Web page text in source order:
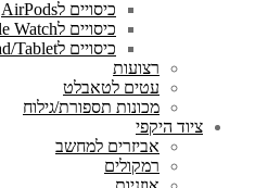
כיסויים לAirPods
כיסויים לApple Watch
כיסויים לiPad/Tablet
רצועות
עטים לטאבלט
מכונות תספורת/גילוח
ציוד היקפי
אביזרים למחשב
רמקולים